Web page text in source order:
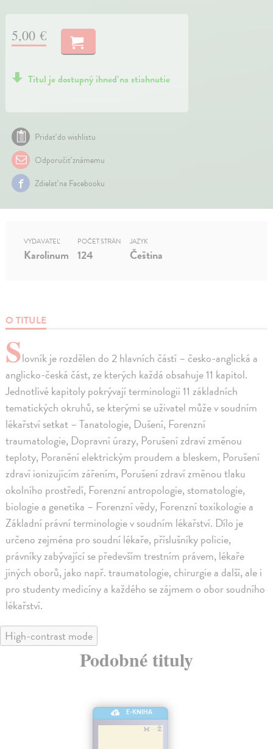
5,00 €
Titul je dostupný ihneď na stiahnutie
Pridať do wishlistu
Odporučiť známemu
Zdielať na Facebooku
O TITULE
Slovník je rozdělen do 2 hlavních částí – česko-anglická a
anglicko-česká část, ze kterých každá obsahuje 11 kapitol.
Jednotlivé kapitoly pokrývají terminologii 11 základních
tematických okruhů, se kterými se uživatel může v soudním
lékařství setkat – Tanatologie, Dušení, Forenzní
traumatologie, Dopravní úrazy, Porušení zdraví změnou
teploty, Poranění elektrickým proudem a bleskem, Porušení
zdraví ionizujícím zářením, Porušení zdraví změnou tlaku
okolního prostředí, Forenzní antropologie, stomatologie,
biologie a genetika – Forenzní vědy, Forenzní toxikologie a
Základní právní terminologie v soudním lékařství. Dílo je
určeno zejména pro soudní lékaře, příslušníky policie,
právníky zabývající se především trestním právem, lékaře
jiných oborů, jako např. traumatologie, chirurgie a další, ale i
pro studenty medicíny a každého se zájmem o obor soudního
lékařství.
VYDAVATEĽ
Karolinum
POČET STRÁN
124
JAZYK
Čeština
High-contrast mode
Podobné tituly
E-KNIHA